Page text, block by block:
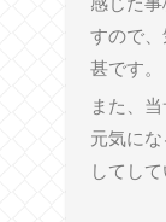
すので
甚です。
また、
元気に
してし